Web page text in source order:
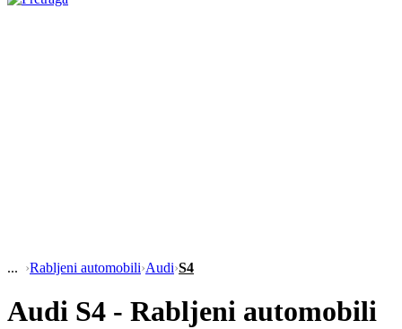
›Rabljeni automobili›Audi›S4
Audi S4 - Rabljeni automobili